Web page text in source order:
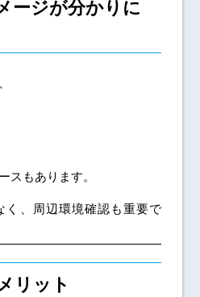
ージが分かりに
スもあります。
く、周辺環境確認も重要で
リット